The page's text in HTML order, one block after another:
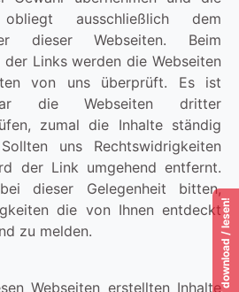
obliegt ausschließlich dem
dieser Webseiten. Beim
Links werden die Webseiten
von uns überprüft. Es ist
die Webseiten dritter
zumal die Inhalte ständig
uns Rechtswidrigkeiten
der Link umgehend entfernt.
dieser Gelegenheit bitten,
die von Ihnen entdeckt
zu melden.
Webseiten erstellten Inhalte